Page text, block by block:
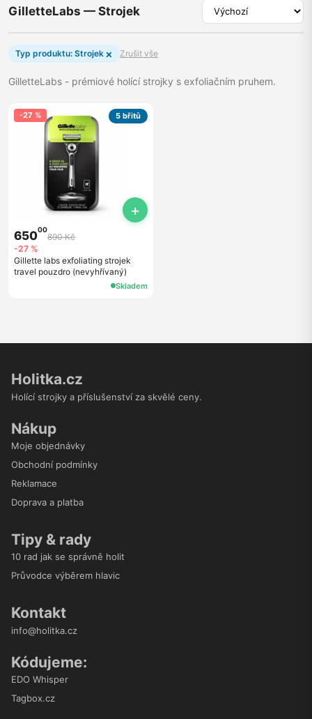
GilletteLabs — Strojek
Typ produktu: Strojek × Zrušit vše
GilletteLabs - prémiové holící strojky s exfoliačním pruhem.
-27 % 5 břitů
+
65000
890 Kč
-27 %
Gillette labs exfoliating strojek
travel pouzdro (nevyhřívaný)
Skladem
Holitka.cz
Holící strojky a příslušenství za skvělé ceny.
Nákup
Moje objednávky
Obchodní podmínky
Reklamace
Doprava a platba
Tipy & rady
10 rad jak se správně holit
Průvodce výběrem hlavic
Kontakt
info@holitka.cz
Kódujeme:
EDO Whisper
Tagbox.cz